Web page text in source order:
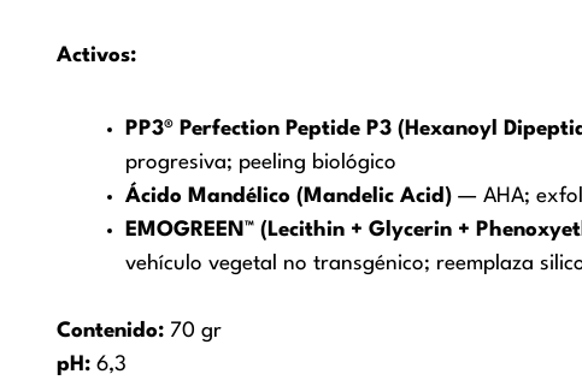
Activos:
PP3® Perfection Peptide P3 (Hexanoyl
progresiva; peeling biológico
Ácido Mandélico (Mandelic Acid) — AHA;
EMOGREEN™ (Lecithin + Glycerin +
vehículo vegetal no transgénico; reemplaza
Contenido: 70 gr
pH: 6,3